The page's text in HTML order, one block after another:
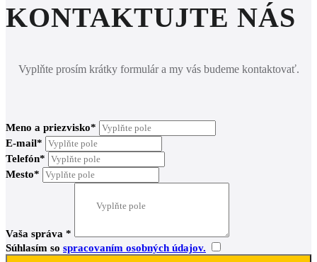
KONTAKTUJTE NÁS
Vyplňte prosím krátky formulár a my vás budeme kontaktovať.
Meno a priezvisko*
E-mail*
Telefón*
Mesto*
Vaša správa *
Súhlasím so spracovaním osobných údajov.